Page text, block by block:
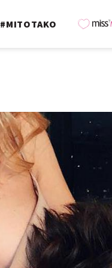
#MITOTAKO